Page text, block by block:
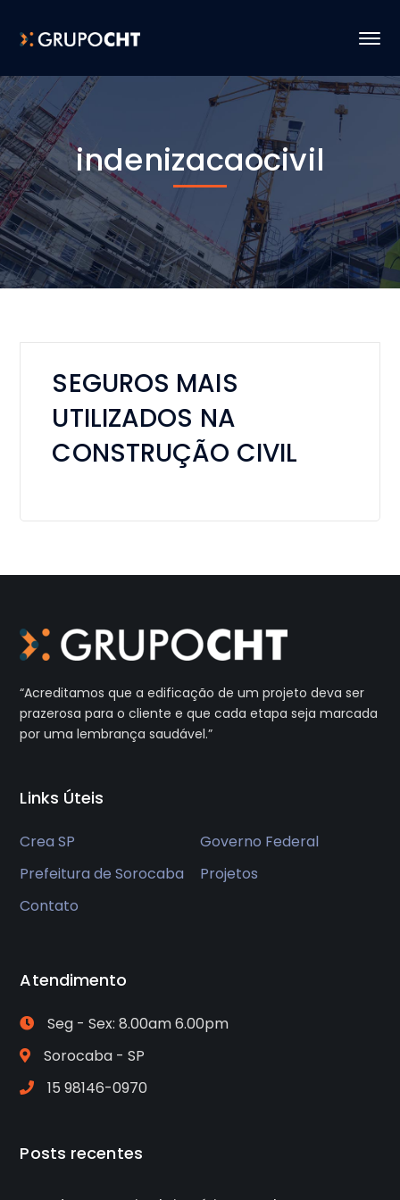
indenizacaocivil
SEGUROS MAIS
UTILIZADOS NA
CONSTRUÇÃO CIVIL
“Acreditamos que a edificação de um projeto deva ser
prazerosa para o cliente e que cada etapa seja marcada
por uma lembrança saudável.”
Links Úteis
Crea SP
Governo Federal
Prefeitura de Sorocaba
Projetos
Contato
Atendimento
Seg - Sex: 8.00am 6.00pm
Sorocaba - SP
15 98146-0970
Posts recentes